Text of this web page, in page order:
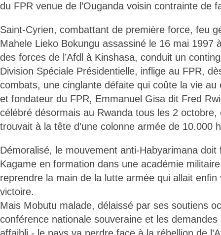
du FPR venue de l’Ouganda voisin contrainte de
Saint-Cyrien, combattant de première force, feu
Mahele Lieko Bokungu assassiné le 16 mai 1997
des forces de l’Afdl à Kinshasa, conduit un
Division Spéciale Présidentielle, inflige au FPR,
combats, une cinglante défaite qui coûte la vie
et fondateur du FPR, Emmanuel Gisa dit Fred
célébré désormais au Rwanda tous les 2
trouvait à la tête d’une colonne armée de 10.000
Démoralisé, le mouvement anti-Habyarimana doit
Kagame en formation dans une académie
reprendre la main de la lutte armée qui allait
victoire.
Mais Mobutu malade, délaissé par ses soutiens
conférence nationale souveraine et les demandes